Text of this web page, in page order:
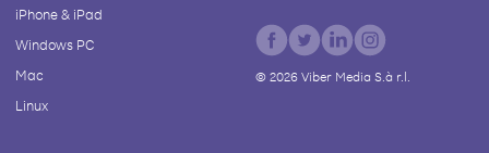
iPhone & iPad
Windows PC
Mac
Linux
© 2026Viber Media S.à r.l.